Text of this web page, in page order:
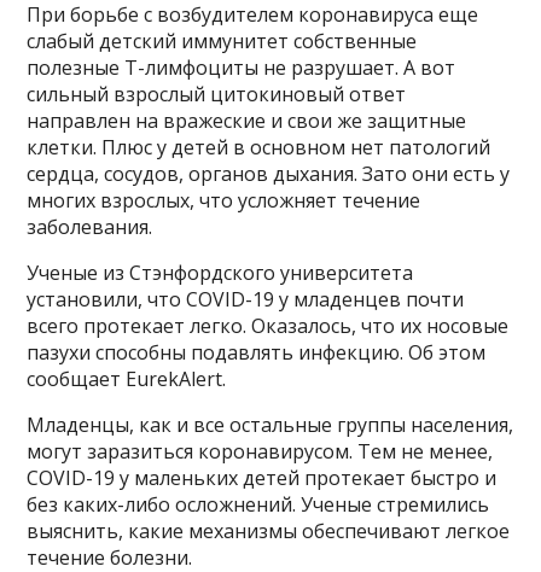
При борьбе с возбудителем коронавируса еще
слабый детский иммунитет собственные
полезные Т-лимфоциты не разрушает. А вот
сильный взрослый цитокиновый ответ
направлен на вражеские и свои же защитные
клетки. Плюс у детей в основном нет патологий
сердца, сосудов, органов дыхания. Зато они есть у
многих взрослых, что усложняет течение
заболевания.
Ученые из Стэнфордского университета
установили, что COVID-19 у младенцев почти
всего протекает легко. Оказалось, что их носовые
пазухи способны подавлять инфекцию. Об этом
сообщает EurekAlert.
Младенцы, как и все остальные группы населения,
могут заразиться коронавирусом. Тем не менее,
COVID-19 у маленьких детей протекает быстро и
без каких-либо осложнений. Ученые стремились
выяснить, какие механизмы обеспечивают легкое
течение болезни.